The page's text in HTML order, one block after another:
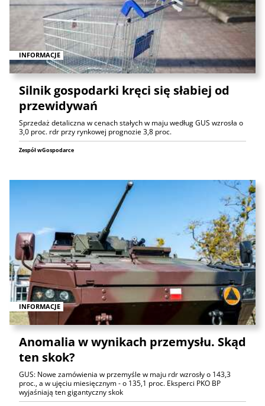
INFORMACJE
Silnik gospodarki kręci się słabiej od
przewidywań
Sprzedaż detaliczna w cenach stałych w maju według GUS wzrosła o
3,0 proc. rdr przy rynkowej prognozie 3,8 proc.
Zespół wGospodarce
INFORMACJE
Anomalia w wynikach przemysłu. Skąd
ten skok?
GUS: Nowe zamówienia w przemyśle w maju rdr wzrosły o 143,3
proc., a w ujęciu miesięcznym - o 135,1 proc. Eksperci PKO BP
wyjaśniają ten gigantyczny skok